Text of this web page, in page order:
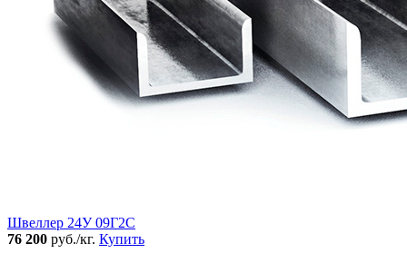
Швеллер 24У 09Г2С
76 200 руб./кг. Купить